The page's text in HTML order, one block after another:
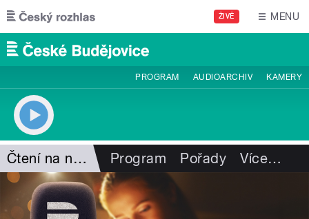
Přejít k hlavnímu obsahu
ŽIVĚ MENU
PROGRAM AUDIOARCHIV KAMERY
Čtení na neděli Program Pořady Více…